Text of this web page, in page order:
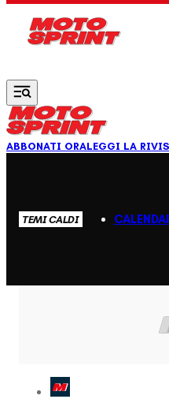
ABBONATI ORALEGGI LA
TEMI CALDI